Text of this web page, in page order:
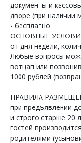
документы и
дворе (при наличии
- бесплатно
ОСНОВНЫЕ
от дня недели,
Любые вопросы
вотцап или
1000 рублей
ПРАВИЛА
при предъявлении
и строго старше 20
гостей
родителями